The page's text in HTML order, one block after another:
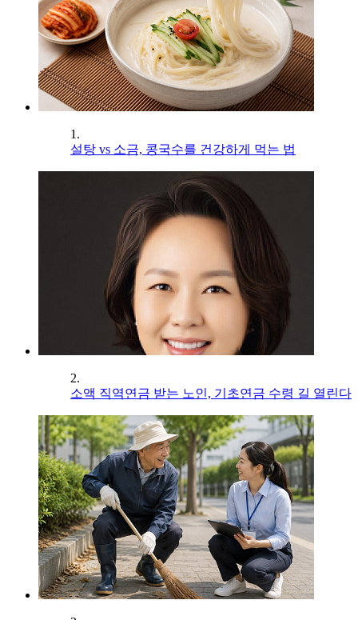
1.
설탕 vs 소금, 콩국수를 건강하게 먹는 법
2.
소액 직역연금 받는 노인, 기초연금 수령 길 열린다